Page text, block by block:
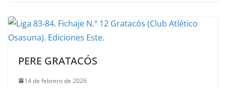
PERE GRATACÓS
14 de febrero de 2026